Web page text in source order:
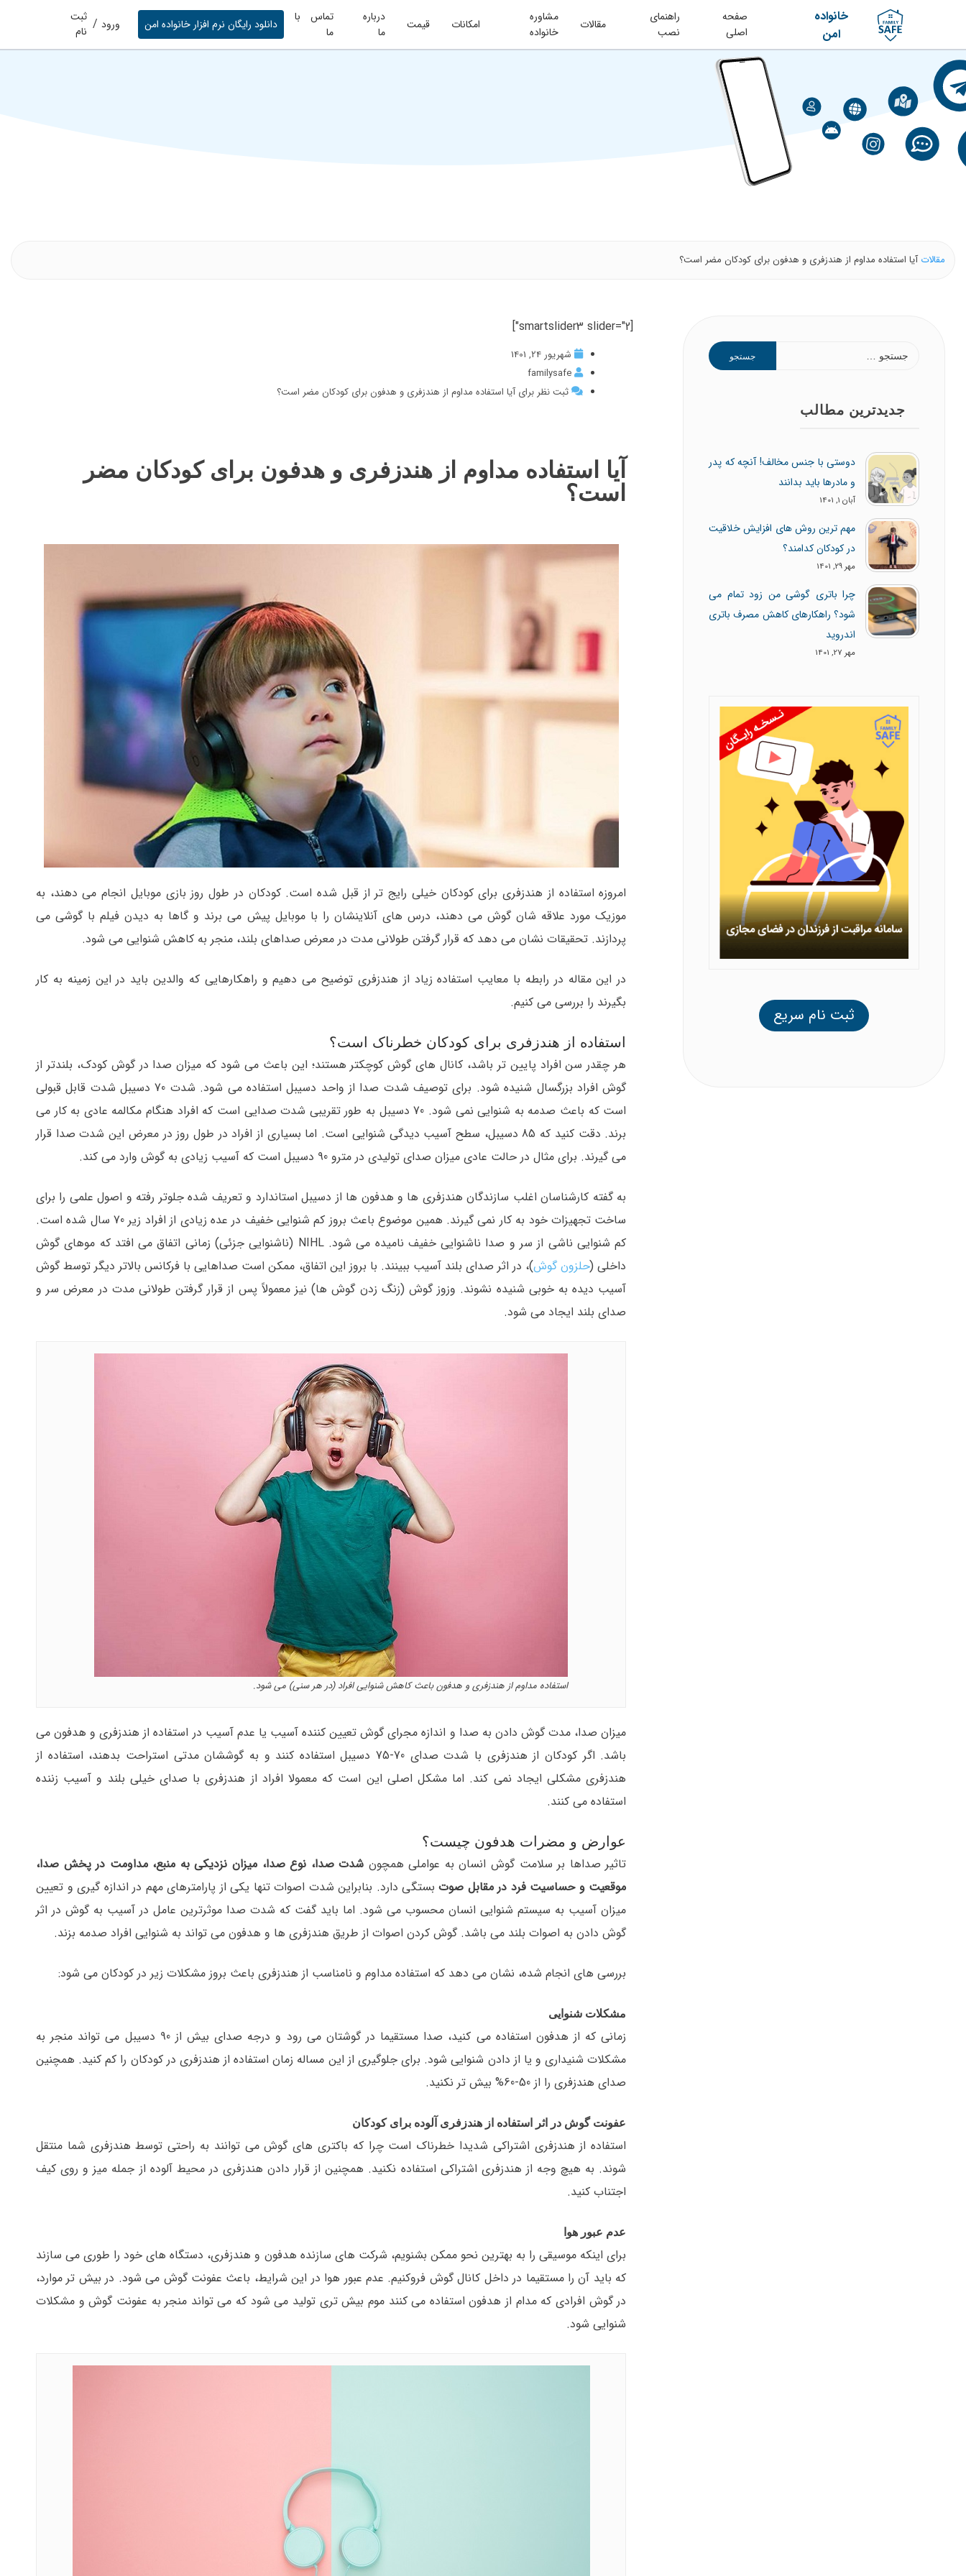
خانواده
امن
صفحه
اصلی
راهنمای
نصب
مقالات
مشاوره
خانواده
امکانات قیمت
درباره
ما
تماس با
ما
دانلود رایگان نرم افزار خانواده امن ورود / ثبت
نام
مقالات آیا استفاده مداوم از هندزفری و هدفون برای کودکان مضر است؟
[smartslider3 slider="2"]
شهریور 24, 1401
familysafe
ثبت نظر برای آیا استفاده مداوم از هندزفری و هدفون برای کودکان مضر است؟
آیا استفاده مداوم از هندزفری و هدفون برای کودکان مضر
است؟
امروزه استفاده از هندزفری برای کودکان خیلی رایج تر از قبل شده است. کودکان در طول روز بازی موبایل انجام می دهند، به
موزیک مورد علاقه شان گوش می دهند، درس های آنلاینشان را با موبایل پیش می برند و گاها به دیدن فیلم با گوشی می
پردازند. تحقیقات نشان می دهد که قرار گرفتن طولانی مدت در معرض صداهای بلند، منجر به کاهش شنوایی می شود.
در این مقاله در رابطه با معایب استفاده زیاد از هندزفری توضیح می دهیم و راهکارهایی که والدین باید در این زمینه به کار
بگیرند را بررسی می کنیم.
استفاده از هندزفری برای کودکان خطرناک است؟
هر چقدر سن افراد پایین تر باشد، کانال های گوش کوچکتر هستند؛ این باعث می شود که میزان صدا در گوش کودک، بلندتر از
گوش افراد بزرگسال شنیده شود. برای توصیف شدت صدا از واحد دسیبل استفاده می شود. شدت 70 دسیبل شدت قابل قبولی
است که باعث صدمه به شنوایی نمی شود. 70 دسیبل به طور تقریبی شدت صدایی است که افراد هنگام مکالمه عادی به کار می
برند. دقت کنید که 85 دسیبل، سطح آسیب دیدگی شنوایی است. اما بسیاری از افراد در طول روز در معرض این شدت صدا قرار
می گیرند. برای مثال در حالت عادی میزان صدای تولیدی در مترو 90 دسیبل است که آسیب زیادی به گوش وارد می کند.
به گفته کارشناسان اغلب سازندگان هندزفری ها و هدفون ها از دسیبل استاندارد و تعریف شده جلوتر رفته و اصول علمی را برای
ساخت تجهیزات خود به کار نمی گیرند. همین موضوع باعث بروز کم شنوایی خفیف در عده زیادی از افراد زیر 70 سال شده است.
کم شنوایی ناشی از سر و صدا ناشنوایی خفیف نامیده می شود. NIHL (ناشنوایی جزئی) زمانی اتفاق می افتد که موهای گوش
داخلی (حلزون گوش)، در اثر صدای بلند آسیب ببینند. با بروز این اتفاق، ممکن است صداهایی با فرکانس بالاتر دیگر توسط گوش
آسیب دیده به خوبی شنیده نشوند. وزوز گوش (زنگ زدن گوش ها) نیز معمولاً پس از قرار گرفتن طولانی مدت در معرض سر و
صدای بلند ایجاد می شود.
استفاده مداوم از هندزفری و هدفون باعث کاهش شنوایی افراد (در هر سنی) می شود.
میزان صدا، مدت گوش دادن به صدا و اندازه مجرای گوش تعیین کننده آسیب یا عدم آسیب در استفاده از هندزفری و هدفون می
باشد. اگر کودکان از هندزفری با شدت صدای 70-75 دسیبل استفاده کنند و به گوششان مدتی استراحت بدهند، استفاده از
هندزفری مشکلی ایجاد نمی کند. اما مشکل اصلی این است که معمولا افراد از هندزفری با صدای خیلی بلند و آسیب زننده
استفاده می کنند.
عوارض و مضرات هدفون چیست؟
تاثیر صداها بر سلامت گوش انسان به عواملی همچون شدت صدا، نوع صدا، میزان نزدیکی به منبع، مداومت در پخش صدا،
موقعیت و حساسیت فرد در مقابل صوتبستگی دارد. بنابراین شدت اصوات تنها یکی از پارامترهای مهم در اندازه گیری و تعیین
میزان آسیب به سیستم شنوایی انسان محسوب می شود. اما باید گفت که شدت صدا موثرترین عامل در آسیب به گوش در اثر
گوش دادن به اصوات بلند می باشد. گوش کردن اصوات از طریق هندزفری ها و هدفون می تواند به شنوایی افراد صدمه بزند.
بررسی های انجام شده، نشان می دهد که استفاده مداوم و نامناسب از هندزفری باعث بروز مشکلات زیر در کودکان می شود:
مشکلات شنوایی
زمانی که از هدفون استفاده می کنید، صدا مستقیما در گوشتان می رود و درجه صدای بیش از 90 دسیبل می تواند منجر به
مشکلات شنیداری و یا از دادن شنوایی شود. برای جلوگیری از این مساله زمان استفاده از هندزفری در کودکان را کم کنید. همچنین
صدای هندزفری را از 50-60% بیش تر نکنید.
عفونت گوش در اثر استفاده از هندزفری آلوده برای کودکان
استفاده از هندزفری اشتراکی شدیدا خطرناک است چرا که باکتری های گوش می توانند به راحتی توسط هندزفری شما منتقل
شوند. به هیچ وجه از هندزفری اشتراکی استفاده نکنید. همچنین از قرار دادن هندزفری در محیط آلوده از جمله میز و روی کیف
اجتناب کنید.
عدم عبور هوا
برای اینکه موسیقی را به بهترین نحو ممکن بشنویم، شرکت های سازنده هدفون و هندزفری، دستگاه های خود را طوری می سازند
که باید آن را مستقیما در داخل کانال گوش فروکنیم. عدم عبور هوا در این شرایط، باعث عفونت گوش می شود. در بیش تر موارد،
در گوش افرادی که مدام از هدفون استفاده می کنند موم بیش تری تولید می شود که می تواند منجر به عفونت گوش و مشکلات
شنوایی شود.
جدیدترین مطالب
دوستی با جنس مخالف! آنچه که پدر
و مادرها باید بدانند
آبان 1, 1401
مهم ترین روش های افزایش خلاقیت
در کودکان کدامند؟
مهر 29, 1401
چرا باتری گوشی من زود تمام می
شود؟ راهکارهای کاهش مصرف باتری
اندروید
مهر 27, 1401
ثبت نام سریع